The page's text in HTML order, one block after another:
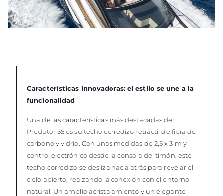
Características innovadoras: el estilo se une a la
funcionalidad
Una de las características más destacadas del
Predator 55 es su techo corredizo retráctil de fibra de
carbono y vidrio. Con unas medidas de 2,5 x 3 m y
control electrónico desde la consola del timón, este
techo corredizo se desliza hacia atrás para revelar el
cielo abierto, realzando la conexión con el entorno
natural. Un amplio acristalamiento y un elegante